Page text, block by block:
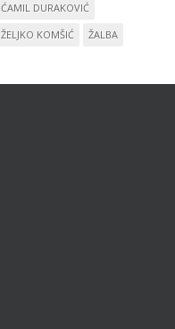
ĆAMIL DURAKOVIĆ
ŽELJKO KOMŠIĆ
ŽALBA